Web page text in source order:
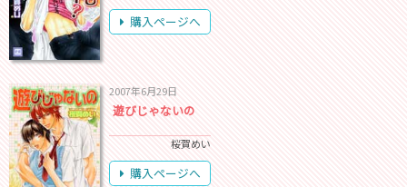
購入ページへ
2007年6月29日
遊びじゃないの
桜賀めい
購入ページへ